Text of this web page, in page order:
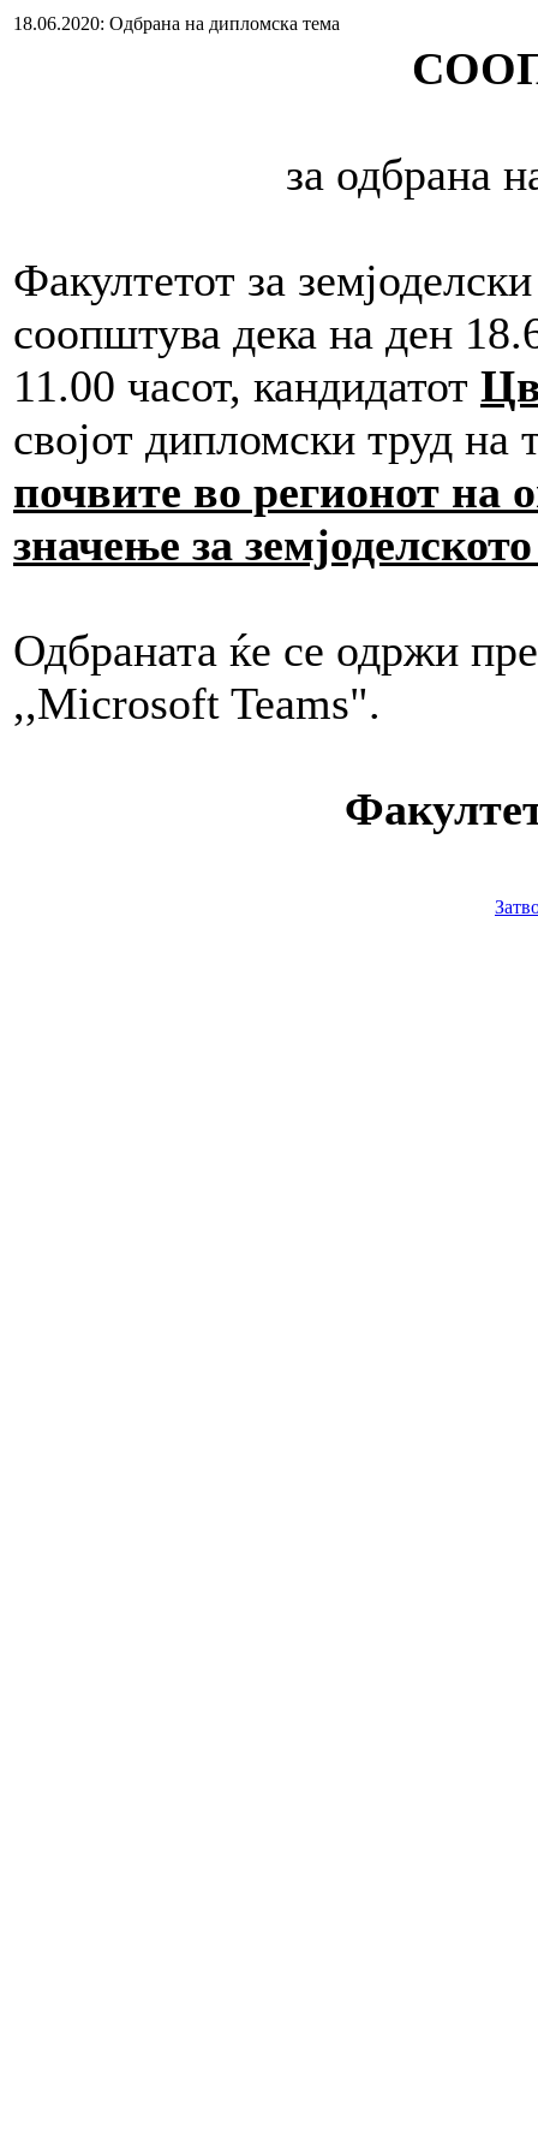
18.06.2020: Одбрана на дипломска тема
за одбрана
Факултетот за
соопштува дека на ден
11.00 часот, кандидатот
својот дипломски труд на
почвите во регионот на
значење за
Одбраната ќе се одржи
,,Microsoft Teams".